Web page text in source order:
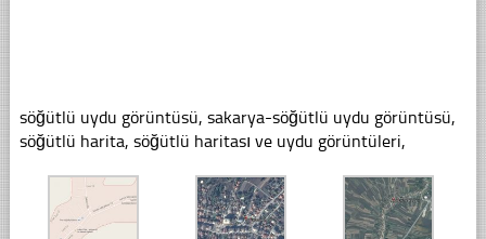
söğütlü uydu görüntüsü, sakarya-söğütlü uydu görüntüsü,
söğütlü harita, söğütlü haritası ve uydu görüntüleri,